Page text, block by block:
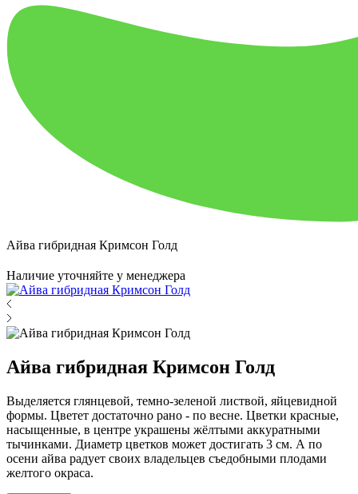
Айва гибридная Кримсон Голд
Наличие уточняйте у менеджера
Айва гибридная Кримсон Голд
Выделяется глянцевой, темно-зеленой листвой, яйцевидной
формы. Цветет достаточно рано - по весне. Цветки красные,
насыщенные, в центре украшены жёлтыми аккуратными
тычинками. Диаметр цветков может достигать 3 см. А по
осени айва радует своих владельцев съедобными плодами
желтого окраса.